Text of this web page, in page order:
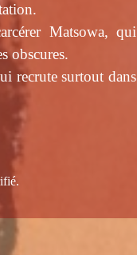
Matsowa, qui
obscures.
recrute surtout dans